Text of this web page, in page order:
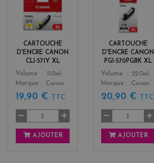
CARTOUCHE
D'ENCRE CANON
CLI-571Y XL
Color
e
l
o
w
Volume
11.0ml
Marque
Canon
19,90 € TTC
AJOUTER
CARTOUCHE
D'ENCRE CANON
PGI-570PGBK XL
Color
k
Volume
22.0ml
Marque
Canon
20,90 € TTC
AJOUTER